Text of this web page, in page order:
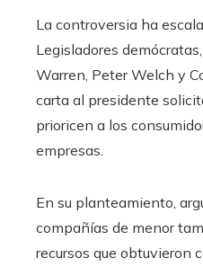
La controversia ha
Legisladores
Warren, Peter Welch y
carta al presidente
prioricen a los
empresas.
En su planteamiento,
compañías de menor
recursos que obtuvieron